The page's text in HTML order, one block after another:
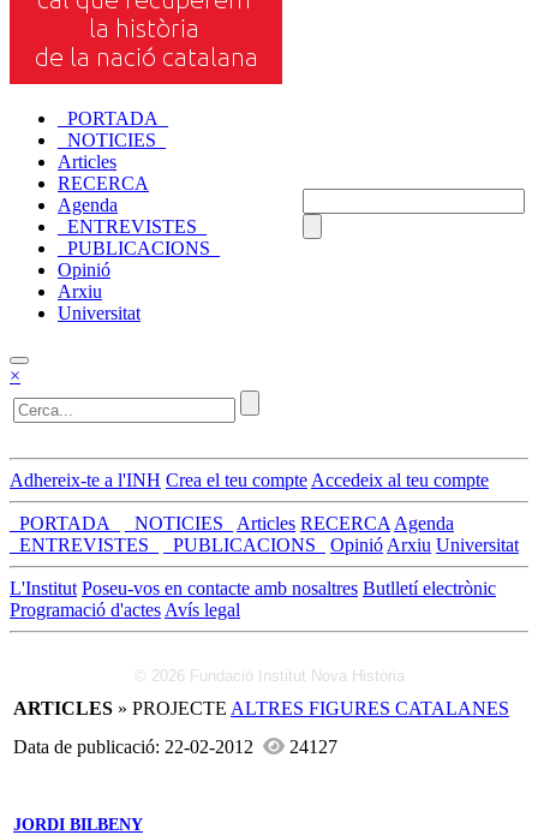
_PORTADA_
_NOTICIES_
Articles
RECERCA
Agenda
_ENTREVISTES_
_PUBLICACIONS_
Opinió
Arxiu
Universitat
×
Adhereix-te a l'INH Crea el teu compte Accedeix al teu compte
_PORTADA_ _NOTICIES_ Articles RECERCA Agenda
_ENTREVISTES_
_PUBLICACIONS_ Opinió Arxiu Universitat
L'Institut Poseu-vos en contacte amb nosaltres Butlletí electrònic
Programació d'actes Avís legal
© 2026 Fundació Institut Nova Història
ARTICLES » PROJECTE ALTRES FIGURES CATALANES
Data de publicació: 22-02-2012
24127
JORDI BILBENY